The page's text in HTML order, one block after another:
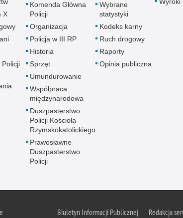
X
Policji
Komenda Główna
Policji
Organizacja
Policja w III RP
Historia
Sprzęt
Umundurowanie
Współpraca
międzynarodowa
Duszpasterstwo
Policji Kościoła
Rzymskokatolickiego
Prawosławne
Duszpasterstwo
Policji
Wybrane
statystyki
Kodeks karny
Ruch drogowy
Raporty
Opinia publiczna
Biuletyn Informacji Publicznej Redakcja